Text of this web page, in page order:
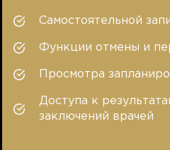
Самостоятельной
Функции отмены и
Просмотра
Доступа к
заключений врачей